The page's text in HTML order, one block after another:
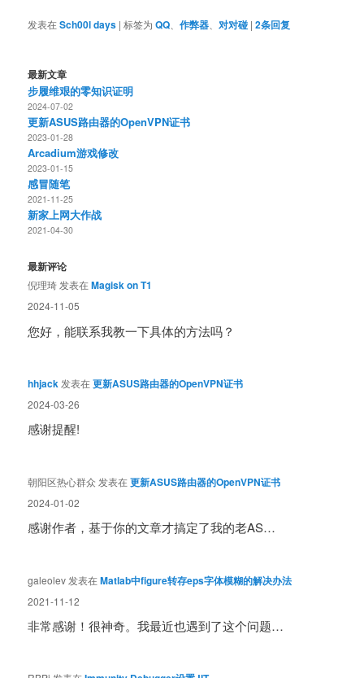
发表在Sch00l days |标签为 QQ 、作弊器 对对碰 |2条回复
最新文章
步履维艰的零知识证明
2024-07-02
更新ASUS路由器的OpenVPN证书
2023-01-28
Arcadium游戏修改
2023-01-15
感冒随笔
2021-11-25
新家上网大作战
2021-04-30
最新评论
倪理琦 发表在Magisk on T1
2024-11-05
您好，能联系我教一下具体的方法吗？
hhjack 发表在更新ASUS路由器的OpenVPN证书
2024-03-26
感谢提醒!
朝阳区热心群众 发表在更新ASUS路由器的OpenVPN证书
2024-01-02
感谢作者，基于你的文章才搞定了我的老AS…
galeolev 发表在Matlab中figure转存eps字体模糊的解决办法
2021-11-12
非常感谢！很神奇。我最近也遇到了这个问题…